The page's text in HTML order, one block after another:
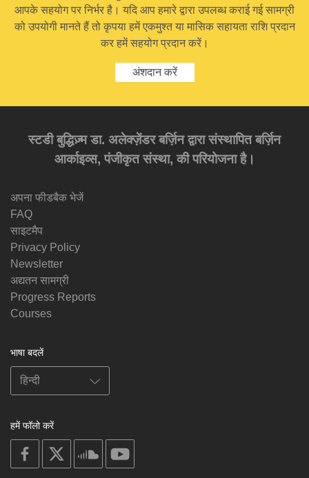
आपके सहयोग पर निर्भर है। यदि आप हमारे द्वारा उपलब्ध कराई गई सामग्री
को उपयोगी मानते हैं तो कृपया हमें एकमुश्त या मासिक सहायता राशि प्रदान
कर हमें सहयोग प्रदान करें।
अंशदान करें
स्टडी बुद्धिज़्म डा. अलेक्ज़ेंडर बर्ज़िन द्वारा संस्थापित बर्ज़िन
आर्काइव्स, पंजीकृत संस्था, की परियोजना है।
अपना फीडबैक भेजें
FAQ
साइटमैप
Privacy Policy
Newsletter
अद्यतन सामग्री
Progress Reports
Courses
भाषा बदलें
हमें फॉलो करें
on
facebook
soundcloud